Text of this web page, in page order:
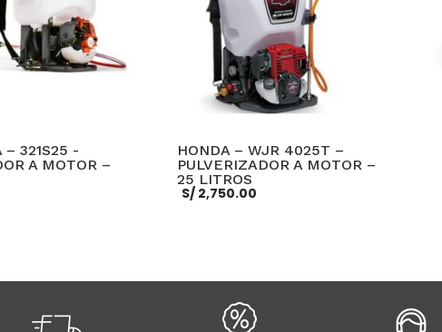
– 321S25 -
A MOTOR –
HONDA – WJR 4025T –
PULVERIZADOR A MOTOR –
25 LITROS
S/ 2,750.00